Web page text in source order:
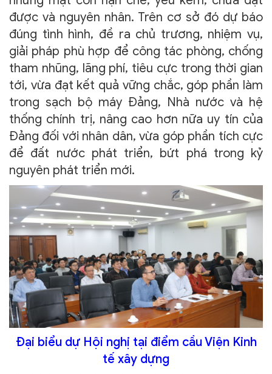
được và nguyên nhân. Trên cơ sở đó dự báo
đúng tình hình, đề ra chủ trương, nhiệm vụ,
giải pháp phù hợp để công tác phòng, chống
tham nhũng, lãng phí, tiêu cực trong thời gian
tới, vừa đạt kết quả vững chắc, góp phần làm
trong sạch bộ máy Đảng, Nhà nước và hệ
thống chính trị, nâng cao hơn nữa uy tín của
Đảng đối với nhân dân, vừa góp phần tích cực
để đất nước phát triển, bứt phá trong kỷ
nguyên phát triển mới.
Đại biểu dự Hội nghị tại điểm cầu Viện Kinh
tế xây dựng